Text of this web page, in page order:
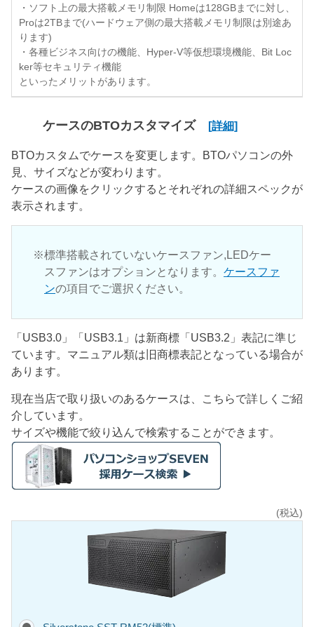
・ソフト上の最大搭載メモリ制限 Homeは128GBまでに対し、
Proは2TBまで(ハードウェア側の最大搭載メモリ制限は別途あ
ります)
・各種ビジネス向けの機能、Hyper-V等仮想環境機能、Bit Loc
ker等セキュリティ機能
といったメリットがあります。
ケースのBTOカスタマイズ [詳細]
BTOカスタムでケースを変更します。BTOパソコンの外
見、サイズなどが変わります。
ケースの画像をクリックするとそれぞれの詳細スペックが
表示されます。
標準搭載されていないケースファン,LEDケー
スファンはオプションとなります。 ケースファ
ンの項目でご選択ください。
「USB3.0」「USB3.1」は新商標「USB3.2」表記に準じ
ています。マニュアル類は旧商標表記となっている場合が
あります。
現在当店で取り扱いのあるケースは、こちらで詳しくご紹
介しています。
サイズや機能で絞り込んで検索することができます。
(税込)